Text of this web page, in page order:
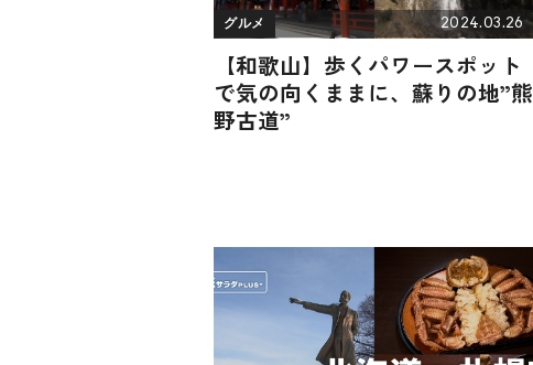
グルメ 2024.03.26
【和歌山】歩くパワースポット
で気の向くままに、蘇りの地”熊
野古道”